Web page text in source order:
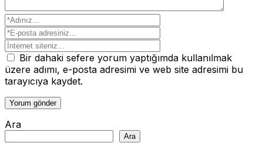
Bir dahaki sefere yorum yaptığımda kullanılmak
üzere adımı, e-posta adresimi ve web site adresimi bu
tarayıcıya kaydet.
Ara
Ara